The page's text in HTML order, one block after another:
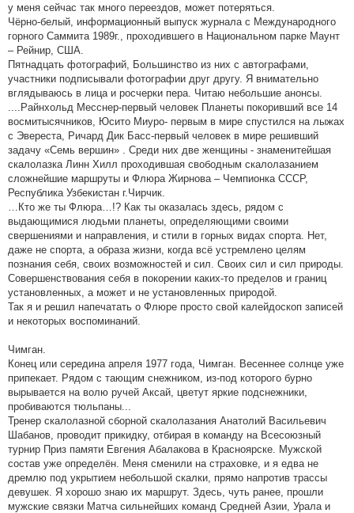
у меня сейчас так много переездов, может потеряться.
Чёрно-белый, информационный выпуск журнала с Международного
горного Саммита 1989г., проходившего в Национальном парке Маунт
– Рейнир, США.
Пятнадцать фотографий, Большинство из них с автографами,
участники подписывали фотографии друг другу. Я внимательно
вглядываюсь в лица и росчерки пера. Читаю небольшие анонсы.
....Райнхольд Месснер-первый человек Планеты покоривший все 14
восмитысячников, Юсито Миуро- первым в мире спустился на лыжах
с Эвереста, Ричард Дик Басс-первый человек в мире решивший
задачу «Семь вершин» . Среди них две женщины - знаменитейшая
скалолазка Линн Хилл проходившая свободным скалолазанием
сложнейшие маршруты и Флюра Жирнова – Чемпионка СССР,
Республика Узбекистан г.Чирчик.
…Кто же ты Флюра…!? Как ты оказалась здесь, рядом с
выдающимися людьми планеты, определяющими своими
свершениями и направления, и стили в горных видах спорта. Нет,
даже не спорта, а образа жизни, когда всё устремлено целям
познания себя, своих возможностей и сил. Своих сил и сил природы.
Совершенствования себя в покорении каких-то пределов и границ
установленных, а может и не установленных природой.
Так я и решил напечатать о Флюре просто свой калейдоскоп записей
и некоторых воспоминаний.
Чимган.
Конец или середина апреля 1977 года, Чимган. Весеннее солнце уже
припекает. Рядом с тающим снежником, из-под которого бурно
вырывается на волю ручей Аксай, цветут яркие подснежники,
пробиваются тюльпаны...
Тренер скалолазной сборной скалолазания Анатолий Васильевич
Шабанов, проводит прикидку, отбирая в команду на Всесоюзный
турнир Приз памяти Евгения Абалакова в Красноярске. Мужской
состав уже определён. Меня сменили на страховке, и я едва не
дремлю под укрытием небольшой скалки, прямо напротив трассы
девушек. Я хорошо знаю их маршрут. Здесь, чуть ранее, прошли
мужские связки Матча сильнейших команд Средней Азии, Урала и